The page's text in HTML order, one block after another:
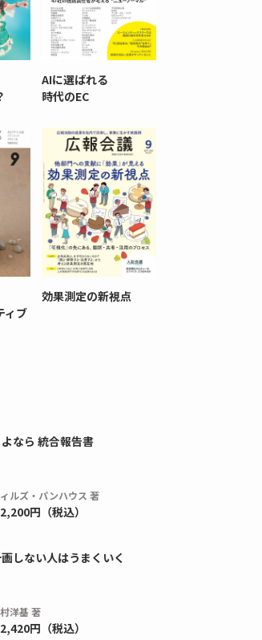
配布実績！】デジタ
促キャンペーンを...
ドする
AIに選ばれる
時代のEC
ィブ
効果測定の新視点
なら 統合報告書
ルズ・パンハウス 著
円（税込）
しない人はうまくいく
洋基 著
円（税込）